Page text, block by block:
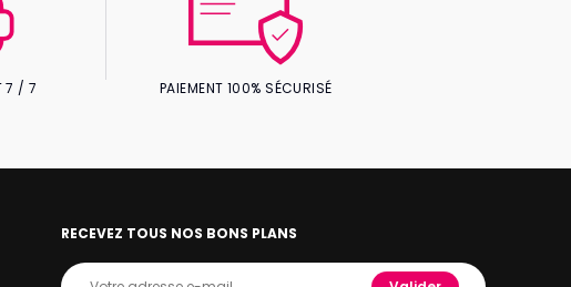
7 / 7 PAIEMENT 100% SÉCURISÉ
RECEVEZ TOUS NOS BONS PLANS